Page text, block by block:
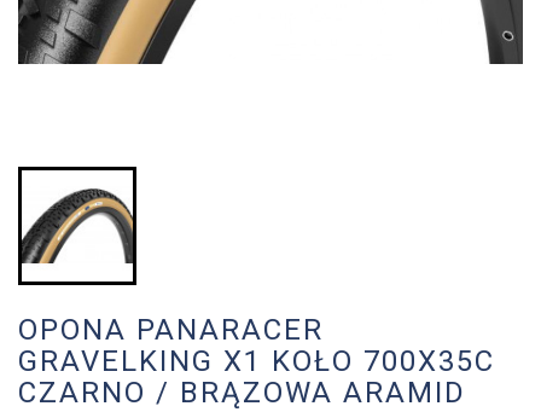
OPONA PANARACER
GRAVELKING X1 KOŁO 700X35C
CZARNO / BRĄZOWA ARAMID